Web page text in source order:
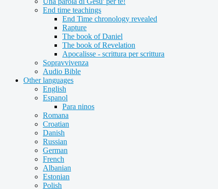
End time teachings
End Time chronology revealed
Rapture
The book of Daniel
The book of Revelation
Apocalisse - scrittura per scrittura
Sopravvivenza
Audio Bible
Other languages
English
Espanol
Para ninos
Romana
Croatian
Danish
Russian
German
French
Albanian
Estonian
Polish